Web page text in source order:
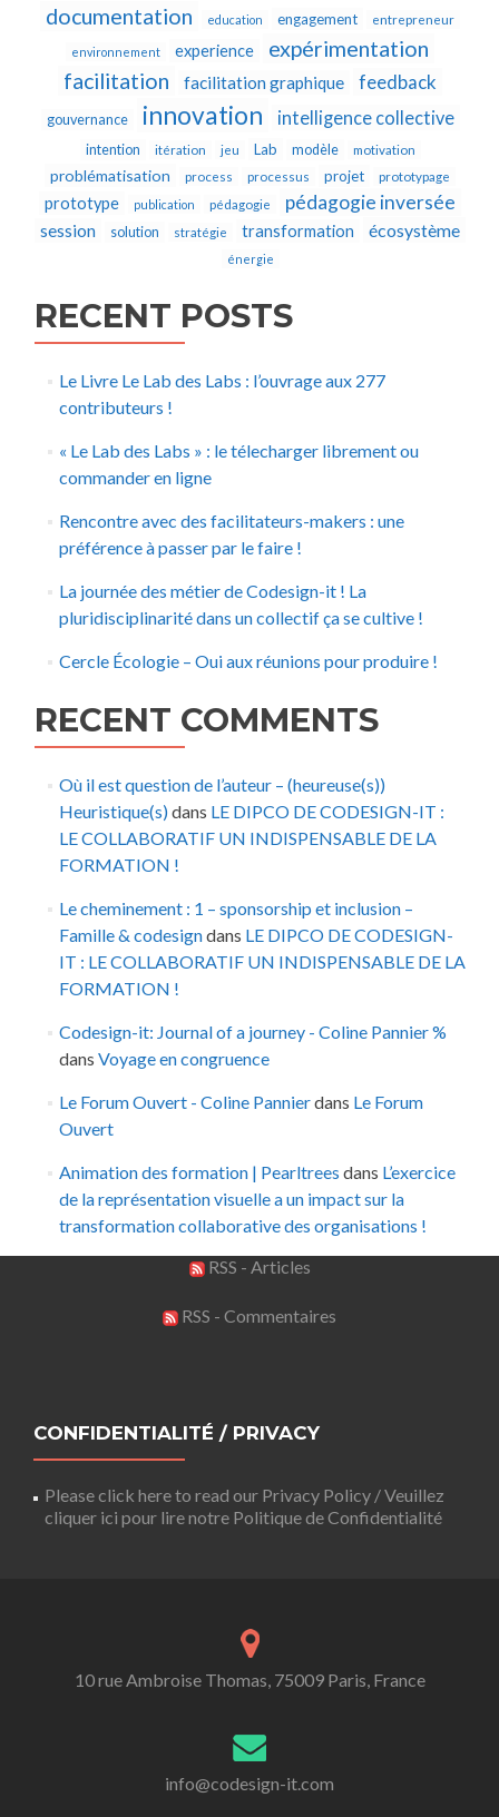
documentation education engagement entrepreneur
environnement experience
expérimentation
facilitation
facilitation graphique feedback
gouvernance innovation intelligence collective
intention itération jeu Lab modèle motivation
problématisation process processus projet prototypage
prototype publication pédagogie pédagogie inversée
session solution stratégie transformation écosystème
énergie
RECENT POSTS
Le Livre Le Lab des Labs : l’ouvrage aux 277
contributeurs !
« Le Lab des Labs » : le télecharger librement ou
commander en ligne
Rencontre avec des facilitateurs-makers : une
préférence à passer par le faire !
La journée des métier de Codesign-it ! La
pluridisciplinarité dans un collectif ça se cultive !
Cercle Écologie – Oui aux réunions pour produire !
RECENT COMMENTS
Où il est question de l’auteur – (heureuse(s))
Heuristique(s)dans LE DIPCO DE CODESIGN-IT :
LE COLLABORATIF UN INDISPENSABLE DE LA
FORMATION !
Le cheminement : 1 – sponsorship et inclusion –
Famille & codesigndans LE DIPCO DE CODESIGN-
IT : LE COLLABORATIF UN INDISPENSABLE DE LA
FORMATION !
Codesign-it: Journal of a journey - Coline Pannier %
dans Voyage en congruence
Le Forum Ouvert - Coline Pannierdans Le Forum
Ouvert
Animation des formation | Pearltrees dans L’exercice
de la représentation visuelle a un impact sur la
transformation collaborative des organisations !
RSS - Articles
RSS - Commentaires
CONFIDENTIALITÉ / PRIVACY
Please click here to read our Privacy Policy / Veuillez
cliquer ici pour lire notre Politique de Confidentialité
10 rue Ambroise Thomas, 75009 Paris, France
info@codesign-it.com